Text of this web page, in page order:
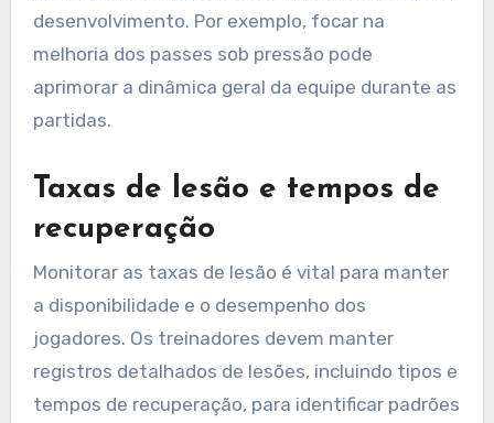
desenvolvimento. Por exemplo, focar na
melhoria dos passes sob pressão pode
aprimorar a dinâmica geral da equipe durante as
partidas.
Taxas de lesão e tempos de
recuperação
Monitorar as taxas de lesão é vital para manter
a disponibilidade e o desempenho dos
jogadores. Os treinadores devem manter
registros detalhados de lesões, incluindo tipos e
tempos de recuperação, para identificar padrões